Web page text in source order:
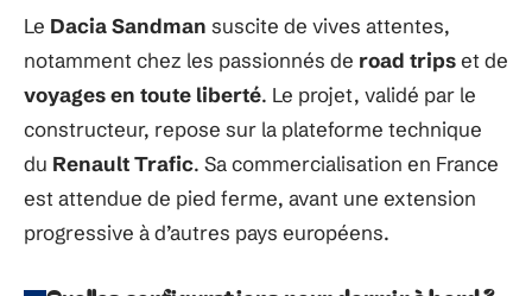
Le Dacia Sandman suscite de vives attentes,
notamment chez les passionnés de road tripset de
voyages en toute liberté. Le projet, validé par le
constructeur, repose sur la plateforme technique
du Renault Trafic. Sa commercialisation en France
est attendue de pied ferme, avant une extension
progressive à d’autres pays européens.